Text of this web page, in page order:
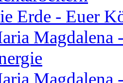
Erde - Euer
Magdalena
Magdalena